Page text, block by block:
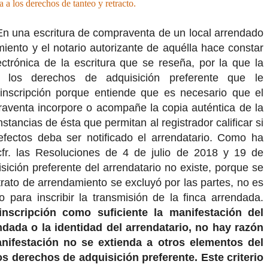
los derechos de tanteo y retracto.
una escritura de compraventa de un local arrendado
y el notario autorizante de aquélla hace constar
de la escritura que se reseña, por la que la
los derechos de adquisición preferente que le
porque entiende que es necesario que el
incorpore o acompañe la copia auténtica de la
de ésta que permitan al registrador calificar si
deba ser notificado el arrendatario. Como ha
las Resoluciones de 4 de julio de 2018 y 19 de
preferente del arrendatario no existe, porque se
de arrendamiento se excluyó por las partes, no es
para inscribir la transmisión de la finca arrendada.
como suficiente la manifestación del
o la identidad del arrendatario, no hay razón
no se extienda a otros elementos del
derechos de adquisición preferente. Este criterio